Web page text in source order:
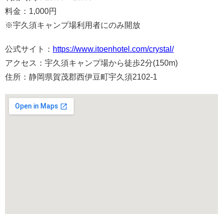
料金：1,000円
※宇久須キャンプ場利用者にのみ開放
公式サイト： https://www.itoenhotel.com/crystal/
アクセス：宇久須キャンプ場から徒歩2分(150m)
住所：静岡県賀茂郡西伊豆町宇久須2102-1